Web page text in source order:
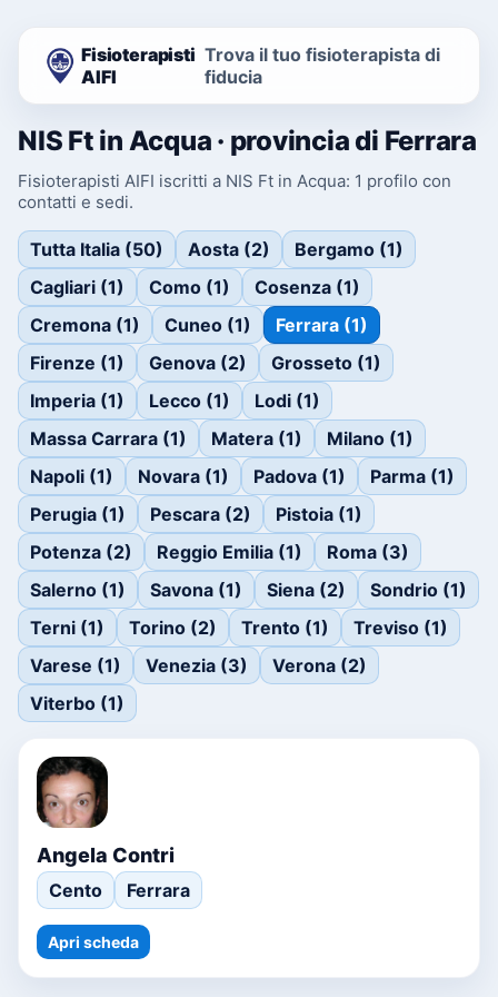
Fisioterapisti
AIFI
Trova il tuo fisioterapista di
fiducia
NIS Ft in Acqua · provincia di Ferrara
Fisioterapisti AIFI iscritti a NIS Ft in Acqua: 1 profilo con
contatti e sedi.
Tutta Italia (50) Aosta (2)
Bergamo (1)
Cagliari (1)
Como (1)
Cosenza (1)
Cremona (1)
Cuneo (1)
Ferrara (1)
Firenze (1)
Genova (2)
Grosseto (1)
Imperia (1)
Lecco (1)
Lodi (1)
Massa Carrara (1)
Matera (1)
Milano (1)
Napoli (1)
Novara (1) Padova (1)
Parma (1)
Perugia (1)
Pescara (2)
Pistoia (1)
Potenza (2)
Reggio Emilia (1)
Roma (3)
Salerno (1)
Savona (1) Siena (2)
Sondrio (1)
Terni (1)
Torino (2) Trento (1)
Treviso (1)
Varese (1)
Venezia (3)
Verona (2)
Viterbo (1)
Angela Contri
Cento Ferrara
Apri scheda